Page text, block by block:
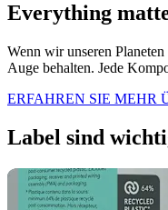
Everything
Wenn wir unseren
Auge behalten. Jede
ERFAHREN SIE MEHR
Label sind